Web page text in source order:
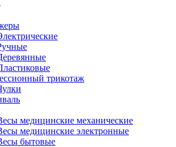
трикотаж
медицинские механические
медицинские электронные
бытовые